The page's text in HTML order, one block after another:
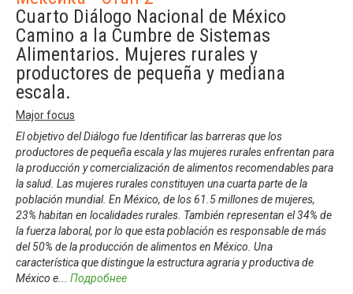
Cuarto Diálogo Nacional de México
Camino a la Cumbre de Sistemas
Alimentarios. Mujeres rurales y
productores de pequeña y mediana
escala.
Major focus
El objetivo del Diálogo fue Identificar las barreras que los
productores de pequeña escala y las mujeres rurales enfrentan para
la producción y comercialización de alimentos recomendables para
la salud. Las mujeres rurales constituyen una cuarta parte de la
población mundial. En México, de los 61.5 millones de mujeres,
23% habitan en localidades rurales. También representan el 34% de
la fuerza laboral, por lo que esta población es responsable de más
del 50% de la producción de alimentos en México. Una
característica que distingue la estructura agraria y productiva de
México e
Подробнее